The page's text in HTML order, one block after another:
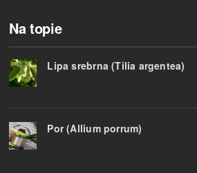
Na topie
Lipa srebrna (Tilia argentea)
Por (Allium porrum)